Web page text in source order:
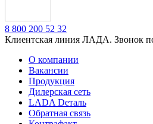
8 800 200 52 32
Клиентская линия ЛАДА. Звонок
О компании
Вакансии
Продукция
Дилерская сеть
LADA Dеталь
Обратная связь